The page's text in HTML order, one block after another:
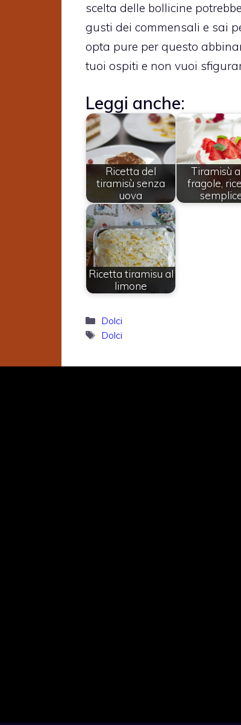
scelta delle bollicine
gusti dei commensali e sai
opta pure per questo
tuoi ospiti e non vuoi
Leggi anche:
Ricetta del
tiramisù senza
uova
Tiramisù
fragole,
Ricetta tiramisu al
limone
Categorie
Dolci
Tag
Dolci